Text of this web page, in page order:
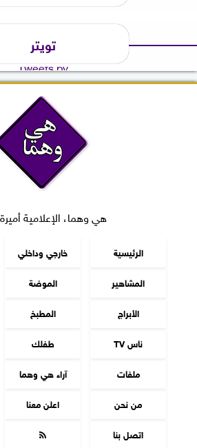
تويتر
Tweets by
هي وهما، الإعلامية
الرئيسية خارجي وداخلي
المشاهير
الموضة
الأبراج
المطبخ
ناس TV
طفلك
ملفات
آراء هي وهما
من نحن
اعلن معنا
اتصل بنا
